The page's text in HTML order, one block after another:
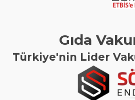
Gıda
Türkiye'nin Lider